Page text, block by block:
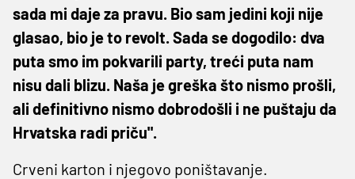
sada mi daje za pravu. Bio sam jedini koji nije
glasao, bio je to revolt. Sada se dogodilo: dva
puta smo im pokvarili party, treći puta nam
nisu dali blizu. Naša je greška što nismo prošli,
ali definitivno nismo dobrodošli i ne puštaju da
Hrvatska radi priču".
Crveni karton i njegovo poništavanje.